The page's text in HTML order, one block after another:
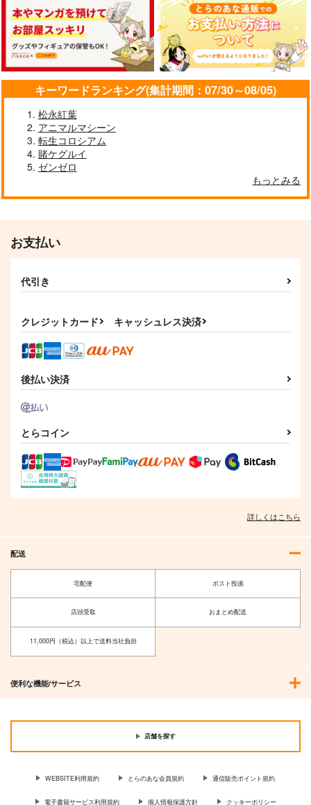
キーワードランキング(集計期間：07/30～08/05)
松永紅葉
アニマルマシーン
転生コロシアム
賭ケグルイ
ゼンゼロ
もっとみる
お支払い
代引き
クレジットカード キャッシュレス決済
後払い決済
とらコイン
詳しくはこちら
配送
宅配便 ポスト投函
店頭受取 おまとめ配送
11,000円（税込）以上で送料当社負担
便利な機能/サービス
店舗を探す
WEBSITE利用規約 とらのあな会員規約 通信販売ポイント規約
電子書籍サービス利用規約 個人情報保護方針 クッキーポリシー